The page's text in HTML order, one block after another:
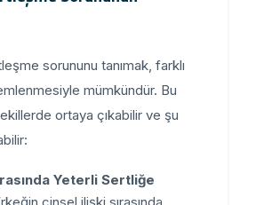
sorununu tanımak, farklı
mümkündür. Bu
ortaya çıkabilir ve şu
Yeterli Sertliğe